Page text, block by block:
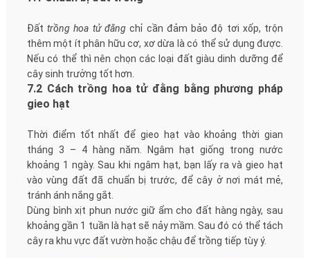
Đấttrồng hoa tử đằng chỉ cần đảm bảo độ tơi xốp, trộn
thêm một ít phân hữu cơ, xơ dừa là có thể sử dụng được.
Nếu có thể thì nên chọn các loại đất giàu dinh dưỡng để
cây sinh trưởng tốt hơn.
7.2 Cách trồng hoa tử đằng bằng phương pháp
gieo hạt
Thời điểm tốt nhất để gieo hạt vào khoảng thời gian
tháng 3 – 4 hàng năm. Ngâm hạt giống trong nước
khoảng 1 ngày. Sau khi ngâm hạt, bạn lấy ra và gieo hạt
vào vùng đất đã chuẩn bị trước, để cây ở nơi mát mẻ,
tránh ánh nắng gắt.
Dùng bình xịt phun nước giữ ẩm cho đất hàng ngày, sau
khoảng gần 1 tuần là hạt sẽ nảy mầm. Sau đó có thể tách
cây ra khu vực đất vườn hoặc chậu để trồng tiếp tùy ý.